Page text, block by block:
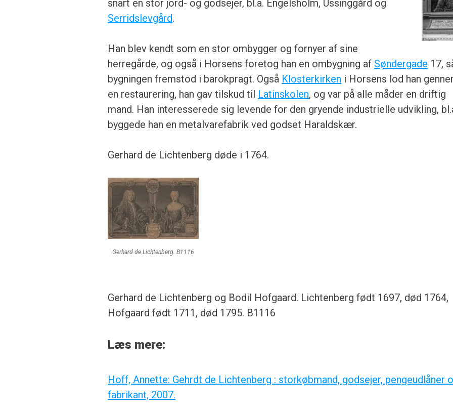
snart en stor jord- og godsejer, bl.a. Engelsholm, Ussinggård og
Serridslevgård.
Han blev kendt som en stor ombygger og fornyer af sine
herregårde, og også i Horsens foretog han en ombygning af Søndergade 17,
bygningen fremstod i barokpragt. Også Klosterkirken i Horsens lod han
en restaurering, han gav tilskud til Latinskolen, og var på alle måder en driftig
mand. Han interesserede sig levende for den gryende industrielle udvikling,
byggede han en metalvarefabrik ved godset Haraldskær.
Gerhard de Lichtenberg døde i 1764.
Gerhard de Lichtenberg. B1116
Gerhard de Lichtenberg og Bodil Hofgaard. Lichtenberg født 1697, død 1764,
Hofgaard født 1711, død 1795. B1116
Læs mere:
Hoff, Annette: Gehrdt de Lichtenberg : storkøbmand, godsejer, pengeudlåner
fabrikant, 2007.